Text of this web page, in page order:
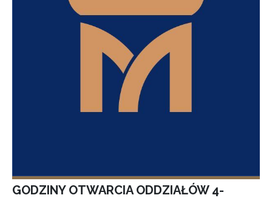
GODZINY OTWARCIA ODDZIAŁÓW 4-